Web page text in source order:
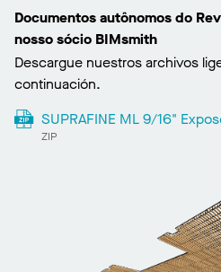
Documentos autônomos do
nosso sócio BIMsmith
Descargue nuestros archivos
continuación.
SUPRAFINE ML 9/16"
ZIP